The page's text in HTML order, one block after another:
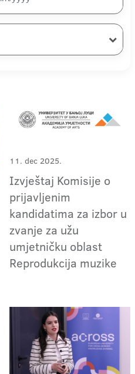
11. dec 2025.
Izvještaj Komisije o
prijavljenim
kandidatima za izbor u
zvanje za užu
umjetničku oblast
Reprodukcija muzike